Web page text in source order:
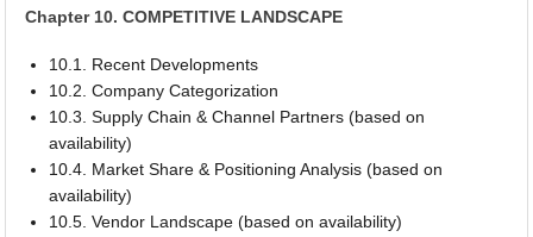
Chapter 10. COMPETITIVE LANDSCAPE
10.1. Recent Developments
10.2. Company Categorization
10.3. Supply Chain & Channel Partners (based on
availability)
10.4. Market Share & Positioning Analysis (based on
availability)
10.5. Vendor Landscape (based on availability)